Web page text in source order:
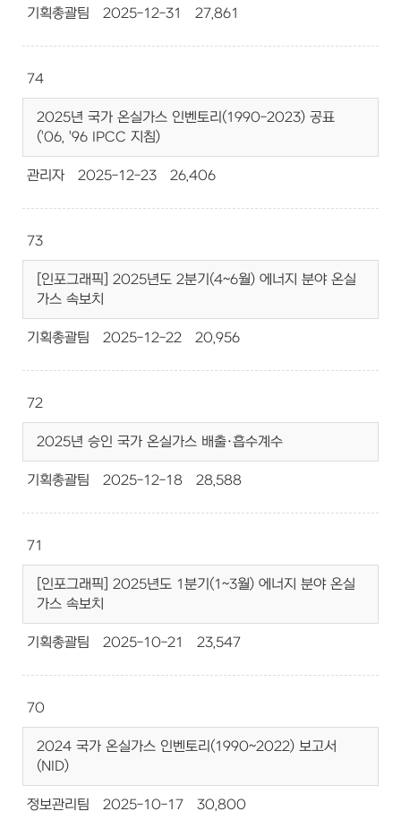
기획총괄팀 2025-12-31 27,861
74
2025년 국가 온실가스 인벤토리(1990-2023) 공표
('06, '96 IPCC 지침)
관리자 2025-12-23 26,406
73
[인포그래픽] 2025년도 2분기(4~6월) 에너지 분야 온실
가스 속보치
기획총괄팀 2025-12-22 20,956
72
2025년 승인 국가 온실가스 배출·흡수계수
기획총괄팀 2025-12-18 28,588
71
[인포그래픽] 2025년도 1분기(1~3월) 에너지 분야 온실
가스 속보치
기획총괄팀 2025-10-21 23,547
70
2024 국가 온실가스 인벤토리(1990~2022) 보고서
(NID)
정보관리팀 2025-10-17 30,800